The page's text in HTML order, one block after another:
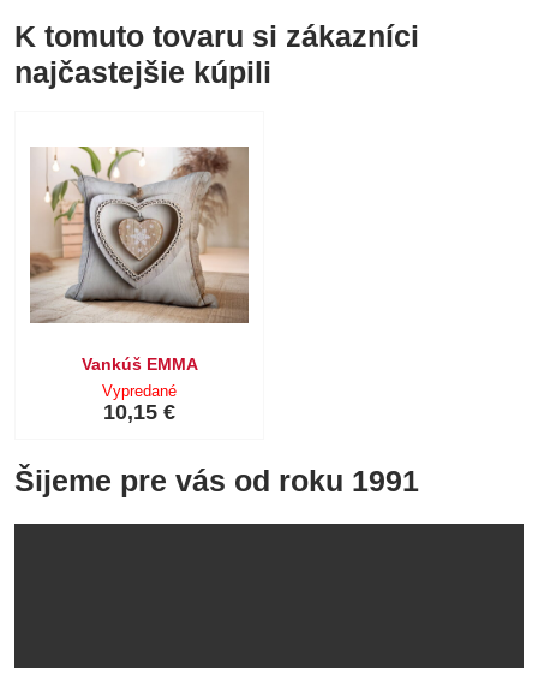
K tomuto tovaru si zákazníci
najčastejšie kúpili
Vankúš EMMA
Vypredané
10,15 €
Šijeme pre vás od roku 1991